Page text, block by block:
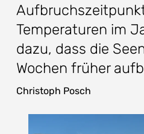
Temperaturen im
dazu, dass die
Wochen früher
Christoph Posch